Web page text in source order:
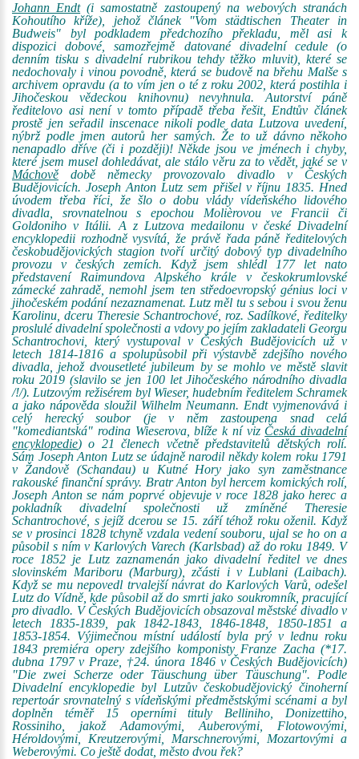
Johann Endt(i samostatně zastoupený na webových stranách
Kohoutího kříže), jehož článek "Vom städtischen Theater in
Budweis" byl podkladem předchozího překladu, měl asi k
dispozici dobové, samozřejmě datované divadelní cedule (o
denním tisku s divadelní rubrikou tehdy těžko mluvit), které se
nedochovaly i vinou povodně, která se budově na břehu Malše s
archivem opravdu (a to vím jen o té z roku 2002, která postihla i
Jihočeskou vědeckou knihovnu) nevyhnula. Autorství páně
ředitelovo asi není v tomto případě třeba řešit, Endtův článek
prostě jen seřadil inscenace nikoli podle data Lutzova uvedení,
nýbrž podle jmen autorů her samých. Že to už dávno někoho
nenapadlo dříve (či i později)! Někde jsou ve jménech i chyby,
které jsem musel dohledávat, ale stálo věru za to vědět, jaké se v
Máchově době německy provozovalo divadlo v Českých
Budějovicích. Joseph Anton Lutz sem přišel v říjnu 1835. Hned
úvodem třeba říci, že šlo o dobu vlády vídeňského lidového
divadla, srovnatelnou s epochou Molièrovou ve Francii či
Goldoniho v Itálii. A z Lutzova medailonu v české Divadelní
encyklopedii rozhodně vysvítá, že právě řada páně ředitelových
českobudějovických stagion tvoří určitý dobový typ divadelního
provozu v českých zemích. Když jsem shlédl 177 let nato
představení Raimundova Alpského krále v českokrumlovské
zámecké zahradě, nemohl jsem ten středoevropský génius loci v
jihočeském podání nezaznamenat. Lutz měl tu s sebou i svou ženu
Karolinu, dceru Theresie Schantrochové, roz. Sadílkové, ředitelky
proslulé divadelní společnosti a vdovy po jejím zakladateli Georgu
Schantrochovi, který vystupoval v Českých Budějovicích už v
letech 1814-1816 a spolupůsobil při výstavbě zdejšího nového
divadla, jehož dvousetleté jubileum by se mohlo ve městě slavit
roku 2019 (slavilo se jen 100 let Jihočeského národního divadla
/!/). Lutzovým režisérem byl Wieser, hudebním ředitelem Schramek
a jako nápověda sloužil Wilhelm Neumann. Endt vyjmenovává i
celý herecký soubor (je v něm zastoupena snad celá
"komediantská" rodina Wieserova, blíže k ní viz Česká divadelní
encyklopedie) o 21 členech včetně představitelů dětských rolí.
Sám Joseph Anton Lutz se údajně narodil někdy kolem roku 1791
v Žandově (Schandau) u Kutné Hory jako syn zaměstnance
rakouské finanční správy. Bratr Anton byl hercem komických rolí,
Joseph Anton se nám poprvé objevuje v roce 1828 jako herec a
pokladník divadelní společnosti už zmíněné Theresie
Schantrochové, s jejíž dcerou se 15. září téhož roku oženil. Když
se v prosinci 1828 tchyně vzdala vedení souboru, ujal se ho on a
působil s ním v Karlových Varech (Karlsbad) až do roku 1849. V
roce 1852 je Lutz zaznamenán jako divadelní ředitel ve dnes
slovinském Mariboru (Marburg), zčásti i v Lublani (Laibach).
Když se mu nepovedl trvalejší návrat do Karlových Varů, odešel
Lutz do Vídně, kde působil až do smrti jako soukromník, pracující
pro divadlo. V Českých Budějovicích obsazoval městské divadlo v
letech 1835-1839, pak 1842-1843, 1846-1848, 1850-1851 a
1853-1854. Výjimečnou místní událostí byla prý v lednu roku
1843 premiéra opery zdejšího komponisty Franze Zacha (*17.
dubna 1797 v Praze, †24. února 1846 v Českých Budějovicích)
"Die zwei Scherze oder Täuschung über Täuschung". Podle
Divadelní encyklopedie byl Lutzův českobudějovický činoherní
repertoár srovnatelný s vídeňskými předměstskými scénami a byl
doplněn téměř 15 operními tituly Belliniho, Donizettiho,
Rossiniho, jakož Adamovými, Auberovými, Flotowovými,
Héroldovými, Kreutzerovými, Marschnerovými, Mozartovými a
Weberovými. Co ještě dodat, město dvou řek?